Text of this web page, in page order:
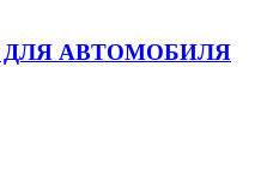
ДЛЯ АВТОМОБИЛЯ